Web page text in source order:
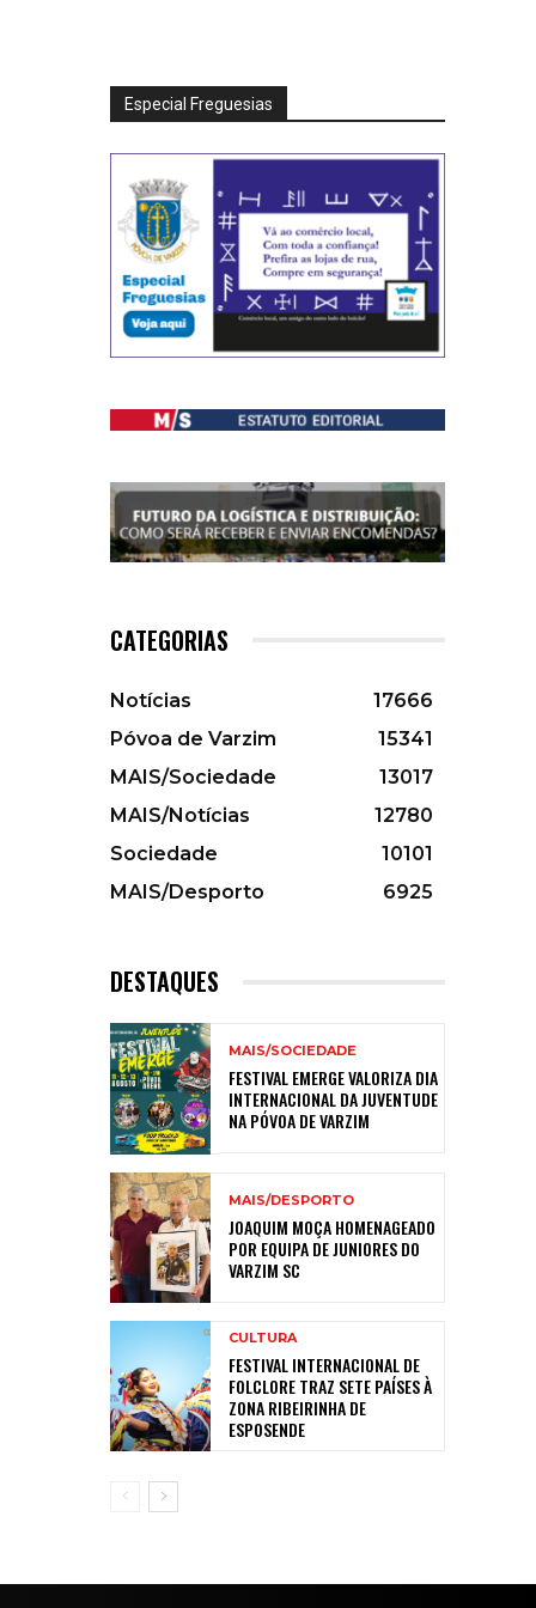
Especial Freguesias
CATEGORIAS
Notícias
17666
Póvoa de Varzim
15341
MAIS/Sociedade
13017
MAIS/Notícias
12780
Sociedade
10101
MAIS/Desporto
6925
DESTAQUES
MAIS/SOCIEDADE
FESTIVAL EMERGE VALORIZA DIA
INTERNACIONAL DA JUVENTUDE
NA PÓVOA DE VARZIM
MAIS/DESPORTO
JOAQUIM MOÇA HOMENAGEADO
POR EQUIPA DE JUNIORES DO
VARZIM SC
CULTURA
FESTIVAL INTERNACIONAL DE
FOLCLORE TRAZ SETE PAÍSES À
ZONA RIBEIRINHA DE
ESPOSENDE